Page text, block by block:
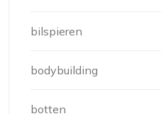
bilspieren
bodybuilding
botten